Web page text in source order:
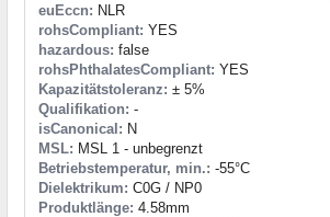
euEccn: NLR
rohsCompliant: YES
hazardous: false
rohsPhthalatesCompliant: YES
Kapazitätstoleranz: ± 5%
Qualifikation: -
isCanonical: N
MSL: MSL 1 - unbegrenzt
Betriebstemperatur, min.: -55°C
Dielektrikum: C0G / NP0
Produktlänge: 4.58mm